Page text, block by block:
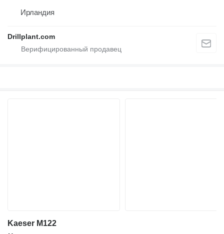
Ирландия
Drillplant.com
Kaeser M122